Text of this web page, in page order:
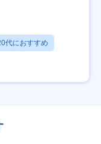
代におすすめ